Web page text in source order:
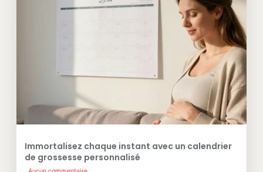
Immortalisez chaque instant avec un calendrier
de grossesse personnalisé